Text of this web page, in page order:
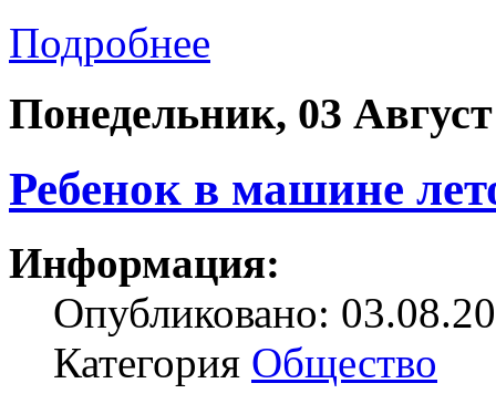
Подробнее
Понедельник, 03
Ребенок в машине
Информация:
Опубликовано:
Категория Общество